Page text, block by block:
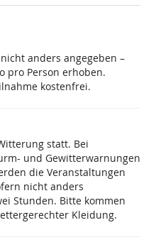
anders angegeben –
pro Person erhoben.
kostenfrei.
statt. Bei
und Gewitterwarnungen
die Veranstaltungen
nicht anders
Stunden. Bitte kommen
Kleidung.